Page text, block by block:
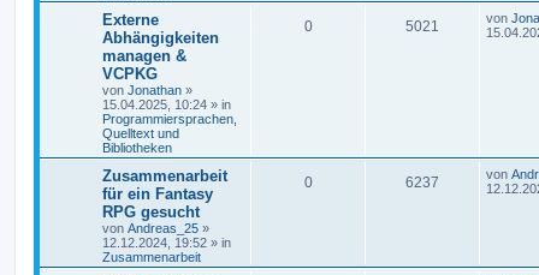
Externe
Abhängigkeiten
managen &
VCPKG
von Jonathan »
15.04.2025, 10:24 » in
Programmiersprachen,
Quelltext und
Bibliotheken
0 5021 von
Zusammenarbeit
für ein Fantasy
RPG gesucht
von Andreas_25 »
12.12.2024, 19:52 » in
Zusammenarbeit
0 6237 von